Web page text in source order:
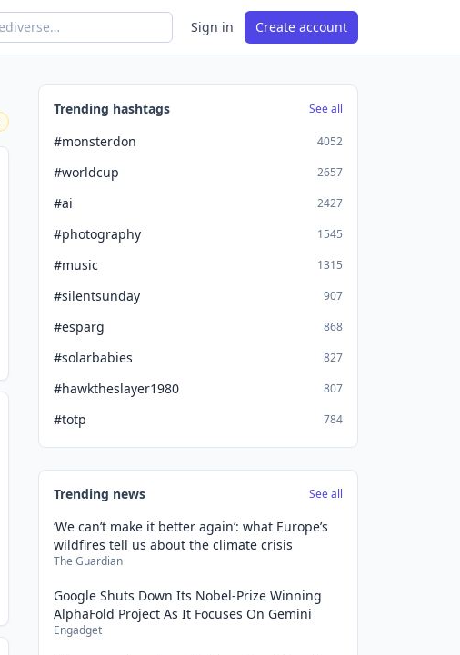
Sign in Create account
Trending hashtags See all
#monsterdon 4052
#worldcup 2657
#ai 2427
#photography 1545
#music 1315
#silentsunday 907
#esparg 868
#solarbabies 827
#hawktheslayer1980 807
#totp 784
Trending news See all
‘We can’t make it better again’: what Europe’s
wildfires tell us about the climate crisis
The Guardian
Google Shuts Down Its Nobel-Prize Winning
AlphaFold Project As It Focuses On Gemini
Engadget